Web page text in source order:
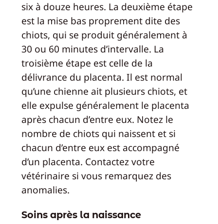
six à douze heures. La deuxième étape
est la mise bas proprement dite des
chiots, qui se produit généralement à
30 ou 60 minutes d’intervalle. La
troisième étape est celle de la
délivrance du placenta. Il est normal
qu’une chienne ait plusieurs chiots, et
elle expulse généralement le placenta
après chacun d’entre eux. Notez le
nombre de chiots qui naissent et si
chacun d’entre eux est accompagné
d’un placenta. Contactez votre
vétérinaire si vous remarquez des
anomalies.
Soins après la naissance